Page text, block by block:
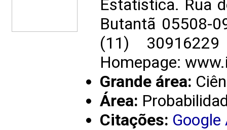
Estatística. Rua
Butantã 05508-
(11)
Homepage:
Grande área:
Área:
Citações: